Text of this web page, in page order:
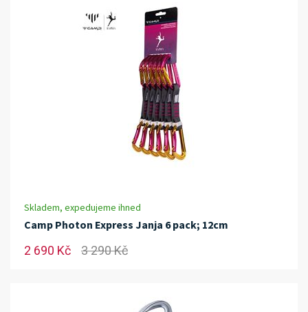
Skladem, expedujeme ihned
Camp Photon Express Janja 6 pack; 12cm
2 690 Kč 3 290 Kč